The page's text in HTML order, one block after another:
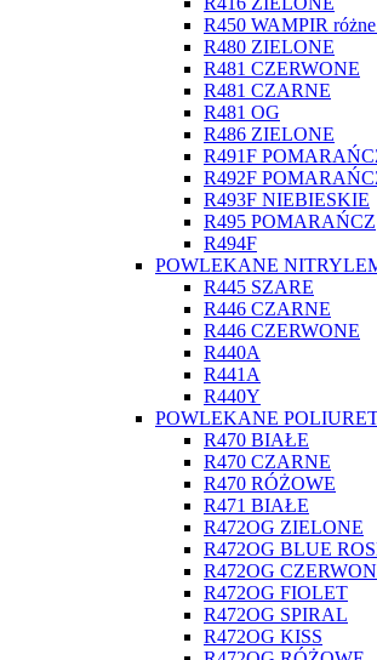
R450 WAMPIR
R480 ZIELONE
R481 CZERWONE
R481 CZARNE
R481 OG
R486 ZIELONE
R491F
R492F
R493F NIEBIESKIE
R495 POMARAŃCZ
R494F
POWLEKANE
R445 SZARE
R446 CZARNE
R446 CZERWONE
R440A
R441A
R440Y
POWLEKANE
R470 BIAŁE
R470 CZARNE
R470 RÓŻOWE
R471 BIAŁE
R472OG ZIELONE
R472OG BLUE
R472OG
R472OG FIOLET
R472OG SPIRAL
R472OG KISS